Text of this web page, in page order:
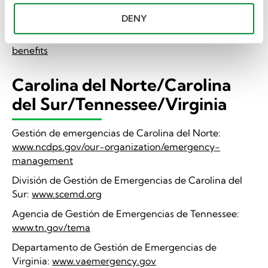
DENY
Refugios y recursos locales:www.redcross.org
https://dol.georgia.gov/individuals/unemployment-
benefits
Carolina del Norte/Carolina
del Sur/Tennessee/Virginia
Gestión de emergencias de Carolina del Norte:
www.ncdps.gov/our-organization/emergency-
management
División de Gestión de Emergencias de Carolina del
Sur: www.scemd.org
Agencia de Gestión de Emergencias de Tennessee:
www.tn.gov/tema
Departamento de Gestión de Emergencias de
Virginia: www.vaemergency.gov